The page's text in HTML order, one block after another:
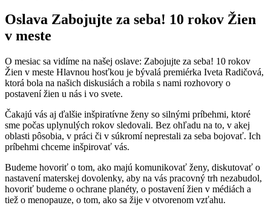
Oslava Zabojujte za seba! 10 rokov Žien
v meste
O mesiac sa vidíme na našej oslave: Zabojujte za seba! 10 rokov
Žien v meste Hlavnou hosťkou je bývalá premiérka Iveta Radičová,
ktorá bola na našich diskusiách a robila s nami rozhovory o
postavení žien u nás i vo svete.
Čakajú vás aj ďalšie inšpiratívne ženy so silnými príbehmi, ktoré
sme počas uplynulých rokov sledovali. Bez ohľadu na to, v akej
oblasti pôsobia, v práci či v súkromí neprestali za seba bojovať. Ich
príbehmi chceme inšpirovať vás.
Budeme hovoriť o tom, ako majú komunikovať ženy, diskutovať o
nastavení materskej dovolenky, aby na vás pracovný trh nezabudol,
hovoriť budeme o ochrane planéty, o postavení žien v médiách a
tiež o menopauze, o tom, ako sa žije v otvorenom vzťahu.